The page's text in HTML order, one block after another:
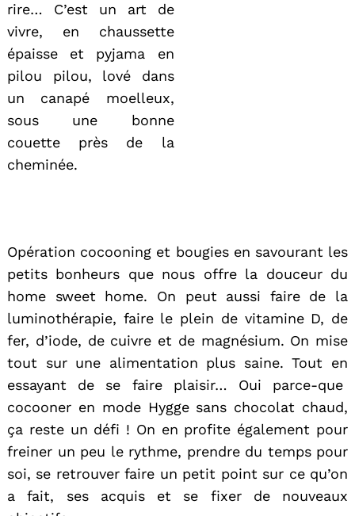
rire… C’est un art de
vivre, en chaussette
épaisse et pyjama en
pilou pilou, lové dans
un canapé moelleux,
sous une bonne
couette près de la
cheminée.
Opération cocooning et bougies en savourant les
petits bonheurs que nous offre la douceur du
home sweet home. On peut aussi faire de la
luminothérapie, faire le plein de vitamine D, de
fer, d’iode, de cuivre et de magnésium. On mise
tout sur une alimentation plus saine. Tout en
essayant de se faire plaisir… Oui parce-que
cocooner en mode Hygge sans chocolat chaud,
ça reste un défi ! On en profite également pour
freiner un peu le rythme, prendre du temps pour
soi, se retrouver faire un petit point sur ce qu’on
a fait, ses acquis et se fixer de nouveaux